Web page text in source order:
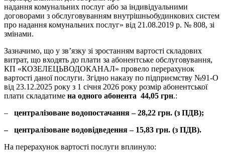
надання комунальних послуг або за індивідуальними
договорами з обслуговуванням внутрішньобудинкових систем
про надання комунальних послуг» від 21.08.2019 р. № 808, зі
змінами.
Зазначимо, що у зв’язку зі зростанням вартості складових
витрат, що входять до плати за абонентське обслуговування,
КП «КОЗЕЛЕЦЬВОДОКАНАЛ» провело перерахунок
вартості даної послуги. Згідно наказу по підприємству №91-О
від 23.12.2025 року з 1 січня 2026 року розмір абонентської
плати складатиме на одного абонента 44,05 грн.:
– централізоване водопостачання–28,22 грн. (з ПДВ);
– централізоване водовідведення– 15,83 грн. (з ПДВ).
На перерахунок вартості послуги вплинуло: